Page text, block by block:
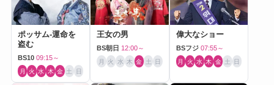
ポッサム-運命を
盗む
BS10 09:15～
月 火 水 木 金 土 日
王女の男
BS朝日 12:00～
月 火 水 木 金 土 日
偉大なショー
BSフジ 07:55～
月 火 水 木 金 土 日